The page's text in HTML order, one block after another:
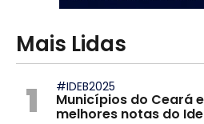
Mais Lidas
1 #IDEB2025
Municípios do Ceará
melhores notas do